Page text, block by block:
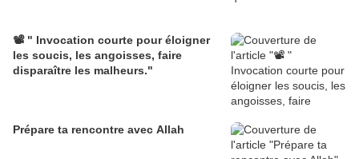
📽️ " Invocation courte pour éloigner
les soucis, les angoisses, faire
disparaître les malheurs."
Prépare ta rencontre avec Allah